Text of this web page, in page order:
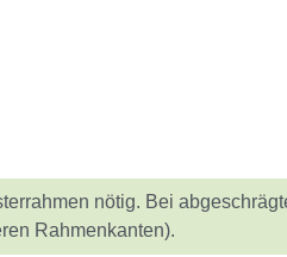
nötig. Bei
Rahmenkanten).